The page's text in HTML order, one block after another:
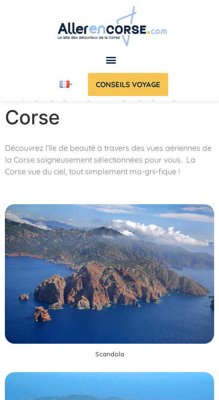
CONSEILS VOYAGE
Vue aérienne de la
Corse
Découvrez l’île de beauté à travers des vues aériennes de
la Corse soigneusement sélectionnées pour vous. La
Corse vue du ciel, tout simplement ma-gni-fique !
Scandola